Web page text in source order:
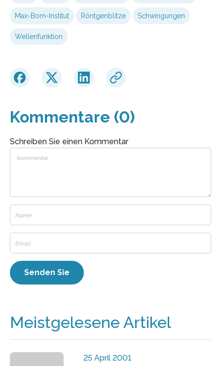
Max-Born-Institut Röntgenblitze Schwingungen
Wellenfunktion
Kommentare (0)
Schreiben Sie einen Kommentar
Meistgelesene Artikel
25 April 2001